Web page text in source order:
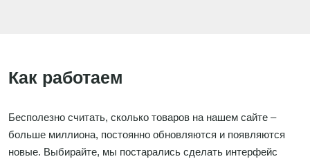
Как работаем
Бесполезно считать, сколько товаров на нашем сайте –
больше миллиона, постоянно обновляются и появляются
новые. Выбирайте, мы постарались сделать интерфейс